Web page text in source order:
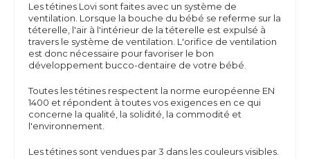
Les tétines Lovi sont faites avec un système de
ventilation. Lorsque la bouche du bébé se referme sur la
téterelle, l'air à l'intérieur de la téterelle est expulsé à
travers le système de ventilation. L'orifice de ventilation
est donc nécessaire pour favoriser le bon
développement bucco-dentaire de votre bébé.
Toutes les tétines respectent la norme européenne EN
1400 et répondent à toutes vos exigences en ce qui
concerne la qualité, la solidité, la commodité et
l'environnement.
Les tétines sont vendues par 3 dans les couleurs visibles.